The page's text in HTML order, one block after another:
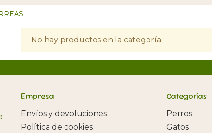
No hay productos en la categoría.
Empresa
Envíos y devoluciones
Política de cookies
Categorías
Perros
Gatos